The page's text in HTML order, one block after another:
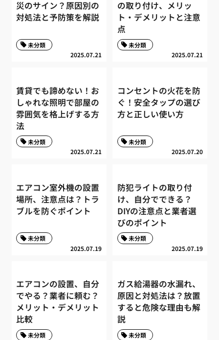
災のサイン？原因別の
対処法と予防策を解説
2025.07.21
未分類
の取り付け、メリッ
ト・デメリットと注意
点
2025.07.21
未分類
賃貸でも諦めない！お
しゃれな照明で部屋の
雰囲気を格上げする方
法
2025.07.21
未分類
コンセントの火花を防
ぐ！安全タップの選び
方と正しい使い方
2025.07.20
未分類
エアコン室外機の設置
場所、注意点は？トラ
ブルを防ぐポイント
2025.07.19
未分類
防犯ライトの取り付
け、自分でできる？
DIYの注意点と業者選
びのポイント
2025.07.19
未分類
エアコンの設置、自分
でやる？業者に頼む？
メリット・デメリット
比較
未分類
ガス給湯器の水漏れ、
原因と対処法は？放置
すると危険な理由も解
説
未分類